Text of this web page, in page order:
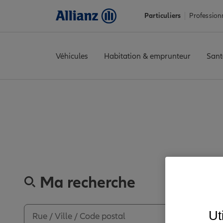
Particuliers
Véhicules Habitation & emprunteur
Ma recherche